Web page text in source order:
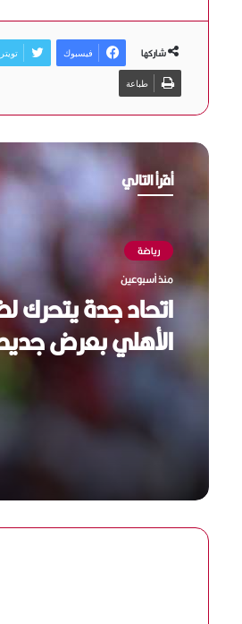
شاركها فيسبوك تويتر
طباعة
أقرأ التالي
رياضة
منذ أسبوعين
اتحاد جدة
الأهلي بعرض